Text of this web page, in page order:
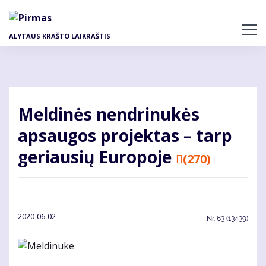
pagrindinį
ALYTAUS KRAŠTO LAIKRAŠTIS
Meldinės nendrinukės
apsaugos projektas – tarp
geriausių Europoje
(270)
2020-06-02 Nr. 63 (13439)